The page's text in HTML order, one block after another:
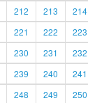
212 213 214
221 222 223
230 231 232
239 240 241
248 249 250